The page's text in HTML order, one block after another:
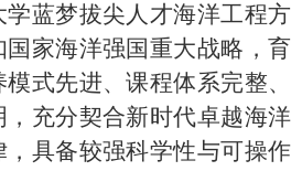
蓝梦拔尖人才海洋工程方
家海洋强国重大战略，育
式先进、课程体系完整、
充分契合新时代卓越海洋
具备较强科学性与可操作